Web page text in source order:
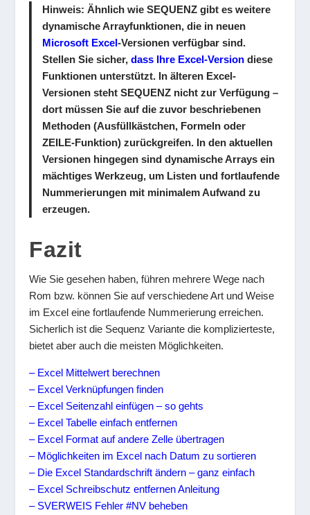
Hinweis: Ähnlich wie SEQUENZ gibt es weitere
dynamische Arrayfunktionen, die in neuen
Microsoft Excel-Versionen verfügbar sind.
Stellen Sie sicher,dass Ihre Excel-Version diese
Funktionen unterstützt. In älteren Excel-
Versionen steht SEQUENZ nicht zur Verfügung –
dort müssen Sie auf die zuvor beschriebenen
Methoden (Ausfüllkästchen, Formeln oder
ZEILE-Funktion) zurückgreifen. In den aktuellen
Versionen hingegen sind dynamische Arrays ein
mächtiges Werkzeug, um Listen und fortlaufende
Nummerierungen mit minimalem Aufwand zu
erzeugen.
Fazit
Wie Sie gesehen haben, führen mehrere Wege nach
Rom bzw. können Sie auf verschiedene Art und Weise
im Excel eine fortlaufende Nummerierung erreichen.
Sicherlich ist die Sequenz Variante die komplizierteste,
bietet aber auch die meisten Möglichkeiten.
– Excel Mittelwert berechnen
– Excel Verknüpfungen finden
– Excel Seitenzahl einfügen – so gehts
– Excel Tabelle einfach entfernen
– Excel Format auf andere Zelle übertragen
– Möglichkeiten im Excel nach Datum zu sortieren
– Die Excel Standardschrift ändern – ganz einfach
– Excel Schreibschutz entfernen Anleitung
– SVERWEIS Fehler #NV beheben